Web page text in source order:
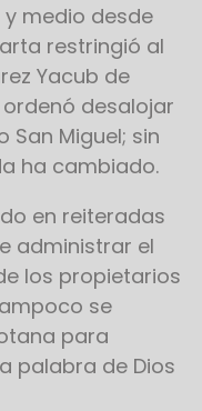
medio desde
restringió al
Yacub de
desalojar
Miguel; sin
ha cambiado.
en reiteradas
administrar el
los propietarios
se
para
palabra de Dios